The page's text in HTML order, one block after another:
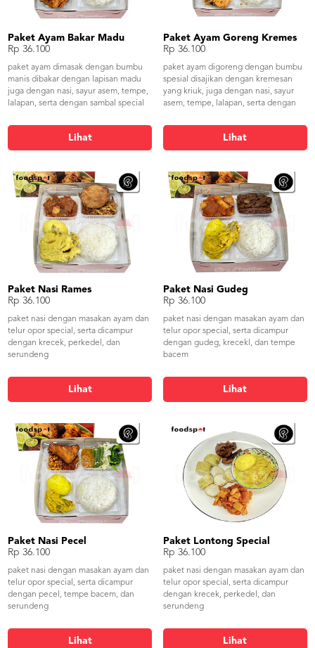
Paket Ayam Bakar Madu
Rp 36.100
paket ayam dimasak dengan bumbu
manis dibakar dengan lapisan madu
juga dengan nasi, sayur asem, tempe,
lalapan, serta dengan sambal special
Lihat
Paket Ayam Goreng Kremes
Rp 36.100
paket ayam digoreng dengan bumbu
spesial disajikan dengan kremesan
yang kriuk, juga dengan nasi, sayur
asem, tempe, lalapan, serta dengan
Lihat
Paket Nasi Rames
Rp 36.100
paket nasi dengan masakan ayam dan
telur opor special, serta dicampur
dengan krecek, perkedel, dan
serundeng
Lihat
Paket Nasi Gudeg
Rp 36.100
paket nasi dengan masakan ayam dan
telur opor special, serta dicampur
dengan gudeg, krecekl, dan tempe
bacem
Lihat
Paket Nasi Pecel
Rp 36.100
paket nasi dengan masakan ayam dan
telur opor special, serta dicampur
dengan pecel, tempe bacem, dan
serundeng
Lihat
Paket Lontong Special
Rp 36.100
paket nasi dengan masakan ayam dan
telur opor special, serta dicampur
dengan krecek, perkedel, dan
serundeng
Lihat